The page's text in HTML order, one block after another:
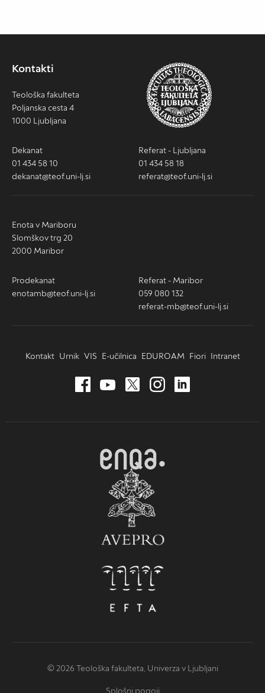
Kontakti
Teološka fakulteta
Poljanska cesta 4
1000 Ljubljana
Dekanat
01 434 58 10
dekanat@teof.uni-lj.si
Referat - Ljubljana
01 434 58 18
referat@teof.uni-lj.si
Enota v Mariboru
Slomškov trg 20
2000 Maribor
Prodekanat
enotamb@teof.uni-lj.si
Referat - Maribor
059 080 132
referat-mb@teof.uni-lj.si
Kontakt Urnik VIS E-učilnica EDUROAM Fiori Intranet
© 2026 Teološka fakulteta, Univerza v Ljubljani
Splošni pogoji